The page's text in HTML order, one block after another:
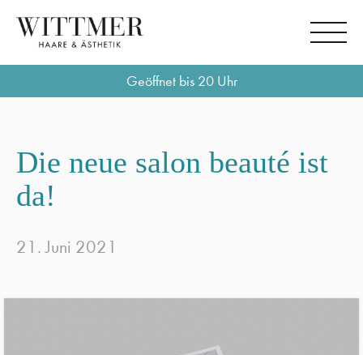
Geöffnet bis 20 Uhr
Die neue salon beauté ist
da!
21. Juni 2021